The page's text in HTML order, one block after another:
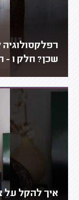
רפלקסולוגיה
שכן? חלק 1 - רפלקסולוגית מסבירה
איך להקל על